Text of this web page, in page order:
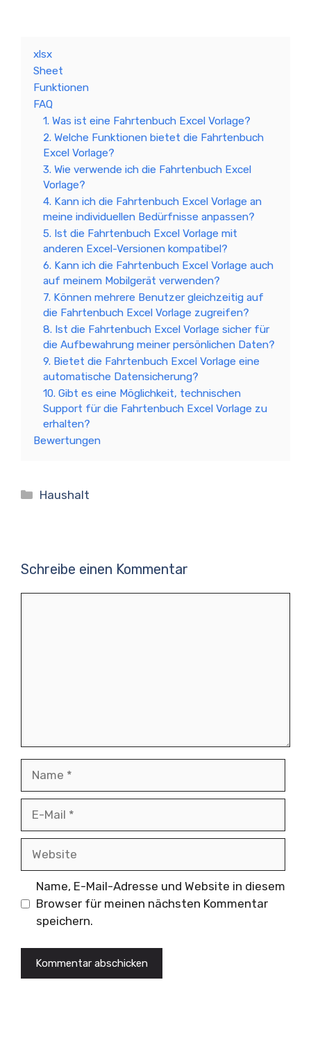
xlsx
Sheet
Funktionen
FAQ
1. Was ist eine Fahrtenbuch Excel Vorlage?
2. Welche Funktionen bietet die Fahrtenbuch
Excel Vorlage?
3. Wie verwende ich die Fahrtenbuch Excel
Vorlage?
4. Kann ich die Fahrtenbuch Excel Vorlage an
meine individuellen Bedürfnisse anpassen?
5. Ist die Fahrtenbuch Excel Vorlage mit
anderen Excel-Versionen kompatibel?
6. Kann ich die Fahrtenbuch Excel Vorlage auch
auf meinem Mobilgerät verwenden?
7. Können mehrere Benutzer gleichzeitig auf
die Fahrtenbuch Excel Vorlage zugreifen?
8. Ist die Fahrtenbuch Excel Vorlage sicher für
die Aufbewahrung meiner persönlichen Daten?
9. Bietet die Fahrtenbuch Excel Vorlage eine
automatische Datensicherung?
10. Gibt es eine Möglichkeit, technischen
Support für die Fahrtenbuch Excel Vorlage zu
erhalten?
Bewertungen
Kategorien
Haushalt
Schreibe einen Kommentar
Name, E-Mail-Adresse und Website in diesem
Browser für meinen nächsten Kommentar
speichern.